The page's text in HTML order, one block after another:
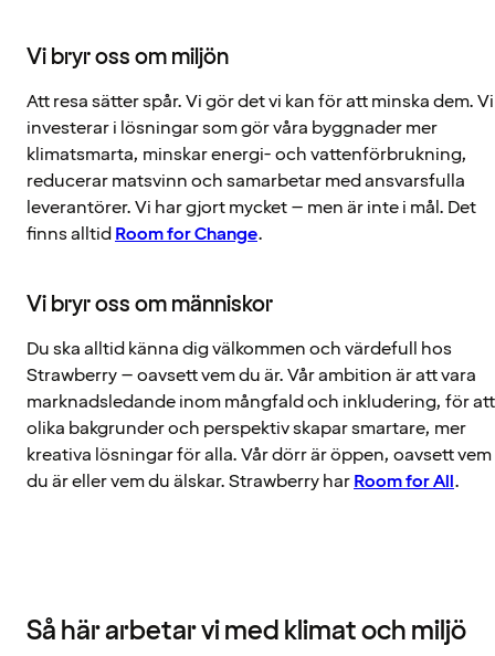
Vi bryr oss om miljön
Att resa sätter spår. Vi gör det vi kan för att minska dem. Vi
investerar i lösningar som gör våra byggnader mer
klimatsmarta, minskar energi- och vattenförbrukning,
reducerar matsvinn och samarbetar med ansvarsfulla
leverantörer. Vi har gjort mycket – men är inte i mål. Det
finns alltidRoom for Change.
Vi bryr oss om människor
Du ska alltid känna dig välkommen och värdefull hos
Strawberry – oavsett vem du är. Vår ambition är att vara
marknadsledande inom mångfald och inkludering, för att
olika bakgrunder och perspektiv skapar smartare, mer
kreativa lösningar för alla. Vår dörr är öppen, oavsett vem
du är eller vem du älskar. Strawberry harRoom for All.
Så här arbetar vi med klimat och miljö